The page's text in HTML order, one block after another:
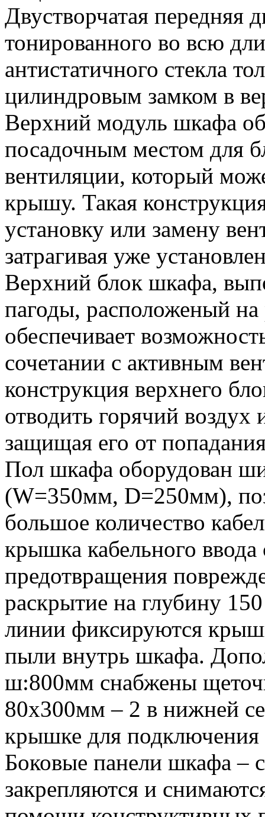
Двустворчатая передняя
тонированного во всю
антистатичного стекла
цилиндровым замком в
Верхний модуль шкафа
посадочным местом для
вентиляции, который
крышу. Такая
установку или замену
затрагивая уже
Верхний блок шкафа,
пагоды, расположеный
обеспечивает
сочетании с активным
конструкция верхнего
отводить горячий
защищая его от
Пол шкафа оборудован
(W=350мм, D=250мм),
большое количество
крышка кабельного
предотвращения
раскрытие на глубину
линии фиксируются
пыли внутрь шкафа.
ш:800мм снабжены
80х300мм – 2 в нижней
крышке для подключения
Боковые панели шкафа –
закрепляются и